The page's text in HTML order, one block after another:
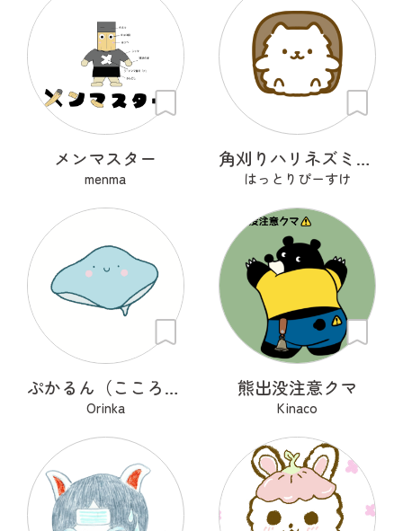
メンマスター
menma
角刈りハリネズミくん
はっとりぴーすけ
ぷかるん（こころの海を旅するエイ）
Orinka
熊出没注意クマ
Kinaco